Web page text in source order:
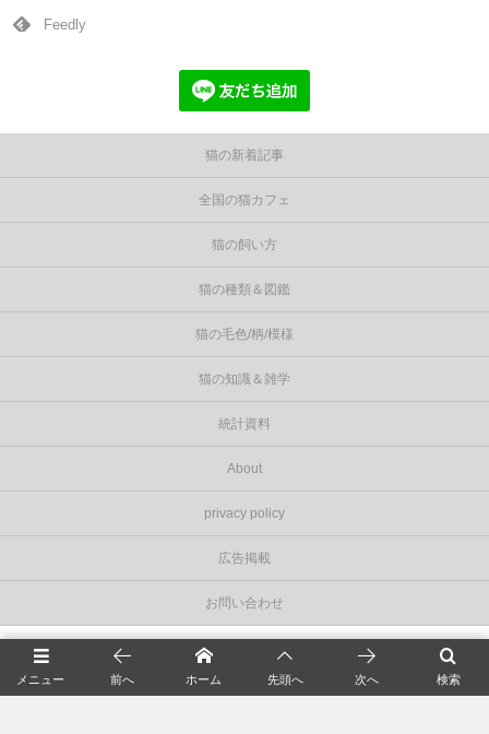
Feedly
猫の新着記事
全国の猫カフェ
猫の飼い方
猫の種類＆図鑑
猫の毛色/柄/模様
猫の知識＆雑学
統計資料
About
privacy policy
広告掲載
お問い合わせ
Cat Press（キャットプレス）
メニュー 検索
前へ ホーム 先頭へ 次へ